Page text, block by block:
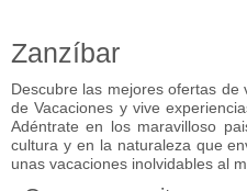
Zanzíbar
Descubre las mejoresofertas de
de Vacaciones y vive
Adéntrate en los maravilloso
cultura y en la naturaleza que
unas vacaciones inolvidables al